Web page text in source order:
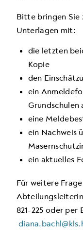
Bitte bringen Sie
Unterlagen mit:
die letzten
Kopie
den
ein
Grundschulen
eine
ein Nachweis
ein aktuelles
Für weitere
821-225 oder per